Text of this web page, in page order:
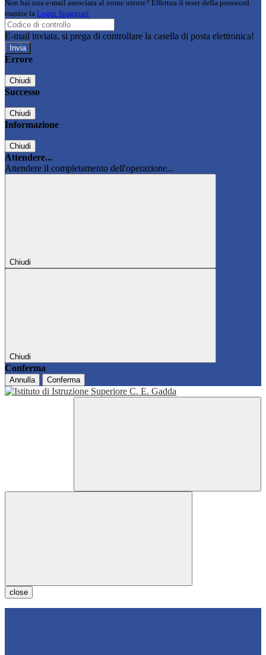
Non hai una e-mail associata al nome utente? Effettua il reset della password
tramite la Login Spaggiari
E-mail inviata, si prega di controllare la casella di posta elettronica!
Errore
Chiudi
Successo
Chiudi
Informazione
Chiudi
Attendere...
Attendere il completamento dell'operazione...
Chiudi
Chiudi
Conferma
Annulla Conferma
close